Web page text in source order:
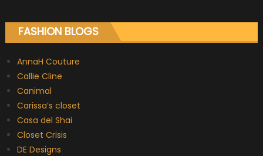
FASHION BLOGS
AnnaH Couture
Callie Cline
Canimal
Carissa’s closet
Casa del Shai
Closet Crisis
DE Designs